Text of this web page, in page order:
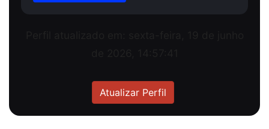
Atualizar Perfil